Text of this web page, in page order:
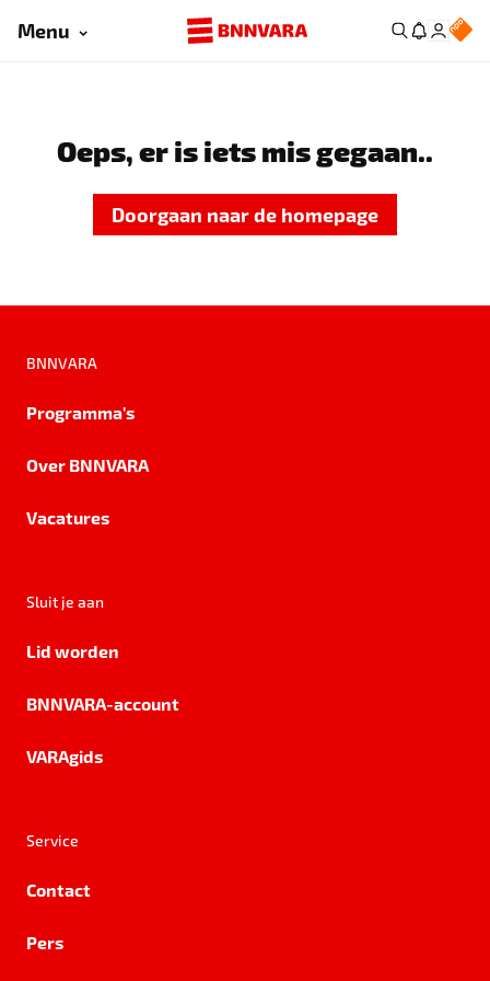
Menu
Oeps, er is iets mis gegaan..
Doorgaan naar de homepage
BNNVARA
Programma's
Over BNNVARA
Vacatures
Sluit je aan
Lid worden
BNNVARA-account
VARAgids
Service
Contact
Pers